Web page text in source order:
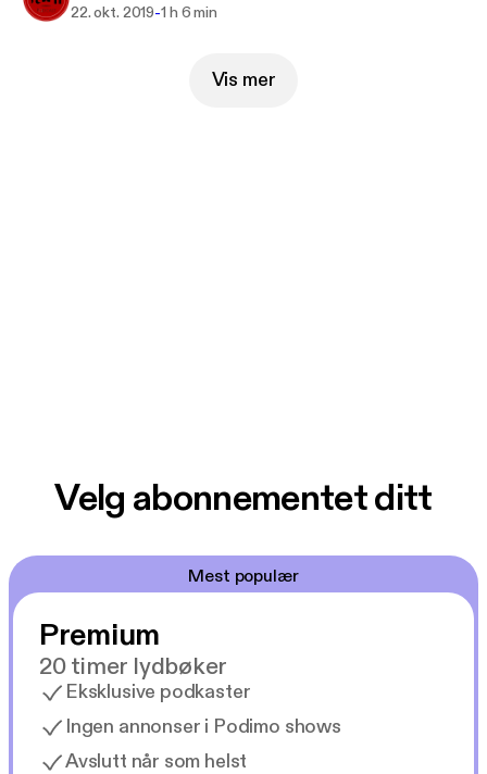
22. okt. 2019-1 h 6 min
Vis mer
Velg abonnementet ditt
Mest populær
Premium
20 timer lydbøker
Eksklusive podkaster
Ingen annonser i Podimo shows
Avslutt når som helst